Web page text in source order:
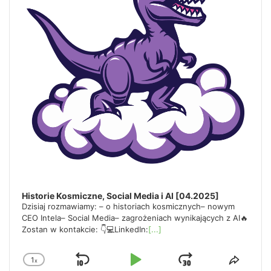
Historie Kosmiczne, Social Media i AI [04.2025]
Dzisiaj rozmawiamy: – o historiach kosmicznych– nowym
CEO Intela– Social Media– zagrożeniach wynikających z AI🔥
Zostan w kontakcie: 👇💻LinkedIn:[...]
Change
1x
Share